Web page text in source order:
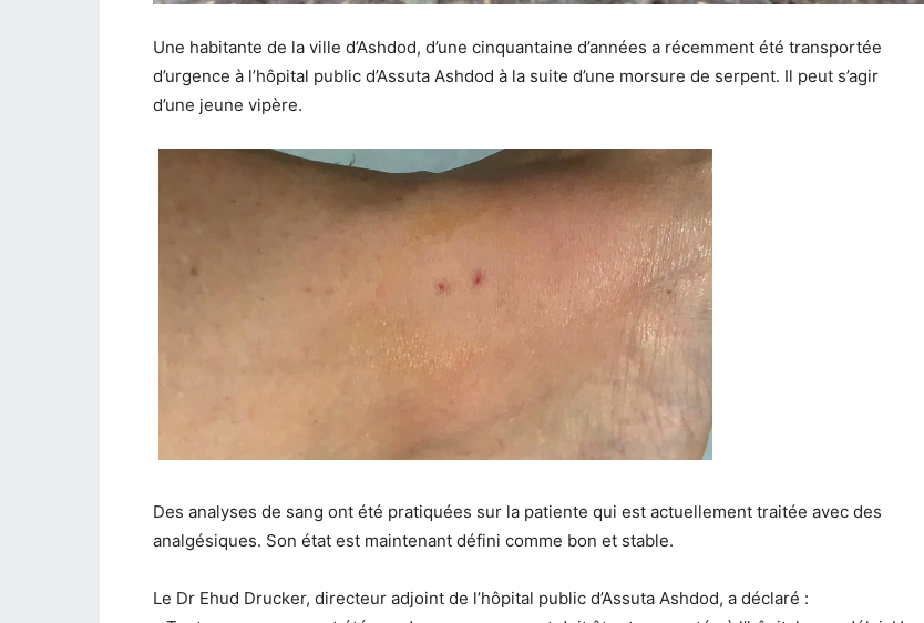
Une habitante de la ville d’Ashdod, d’une cinquantaine d’années a récemment été transportée
d’urgence à l’hôpital public d’Assuta Ashdod à la suite d’une morsure de serpent. Il peut s’agir
d’une jeune vipère.
Des analyses de sang ont été pratiquées sur la patiente qui est actuellement traitée avec des
analgésiques. Son état est maintenant défini comme bon et stable.
Le Dr Ehud Drucker, directeur adjoint de l’hôpital public d’Assuta Ashdod, a déclaré :